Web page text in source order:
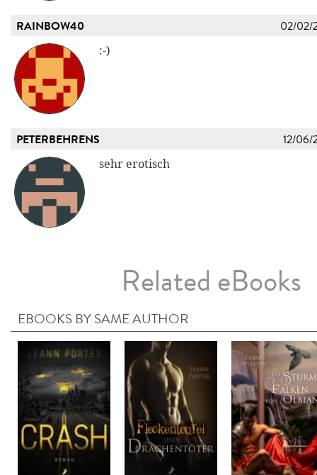
RAINBOW40 02/02/
:-)
PETERBEHRENS 12/06/
sehr erotisch
Related eBooks
EBOOKS BY SAME AUTHOR